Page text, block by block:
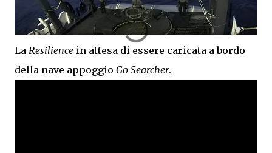
La Resilience in attesa di essere caricata a bordo
della nave appoggio Go Searcher.